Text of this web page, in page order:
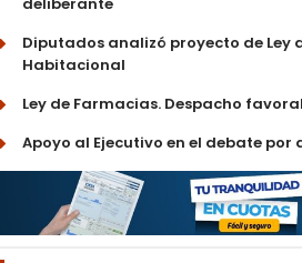
Diputados analizó proyecto de Ley
Habitacional
Ley de Farmacias. Despacho
Apoyo al Ejecutivo en el debate por